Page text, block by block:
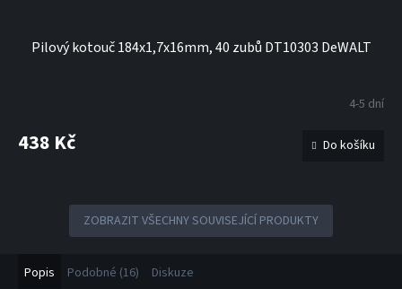
Pilový kotouč 184x1,7x16mm, 40 zubů DT10303 DeWALT
4-5 dní
438 Kč Do košíku
ZOBRAZIT VŠECHNY SOUVISEJÍCÍ PRODUKTY
Popis Podobné (16) Diskuze